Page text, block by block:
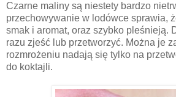
Czarne maliny są niestety bardzo
przechowywanie w lodówce sprawia,
smak i aromat, oraz szybko pleśnieją.
razu zjeść lub przetworzyć. Można je
rozmrożeniu nadają się tylko na
do koktajli.